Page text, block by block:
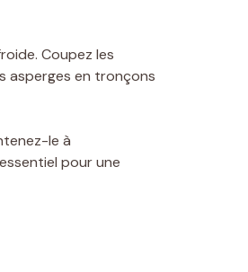
Coupez les
asperges en tronçons
le à
pour une